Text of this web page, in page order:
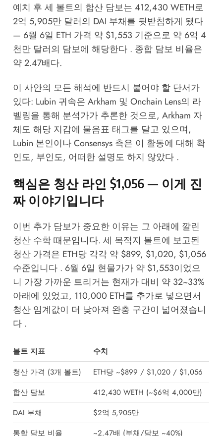
예치 후 세 볼트의 합산 담보는 412,430 WETH로
2억 5,905만 달러의 DAI 부채를 뒷받침하게 됐다
— 6월 6일 ETH 가격 약 $1,553 기준으로 약 6억 4
천만 달러의 담보에 해당한다 . 종합 담보 비율은
약 2.47배다.
이 사안의 모든 해석에 반드시 붙어야 할 단서가
있다: Lubin 귀속은 Arkham 및 Onchain Lens의 라
벨링을 통해 분석가가 추론한 것으로, Arkham 자
체도 해당 지갑에 물음표 태그를 달고 있으며,
Lubin 본인이나 Consensys 측은 이 활동에 대해 확
인도, 부인도, 어떠한 설명도 하지 않았다 .
핵심은 청산 라인 $1,056 — 이게 진
짜 이야기입니다
이번 추가 담보가 중요한 이유는 그 아래에 깔린
청산 수학 때문입니다. 세 목적지 볼트에 보고된
청산 가격은 ETH당 각각 약 $899, $1,020, $1,056
수준입니다 . 6월 6일 현물가가 약 $1,553이었으
니 가장 가까운 트리거는 현재가 대비 약 32~33%
아래에 있었고, 110,000 ETH를 추가로 넣으면서
청산 임계값이 더 낮아져 완충 구간이 넓어졌습니
다 .
볼트 지표
수치
청산 가격 (3개 볼트)
ETH당 ~$899 / $1,020 / $1,056
합산 담보
412,430 WETH (~$6억 4,000만)
DAI 부채
$2억 5,905만
통합 담보 비율
~2.47배 (부채/담보 ~40%)